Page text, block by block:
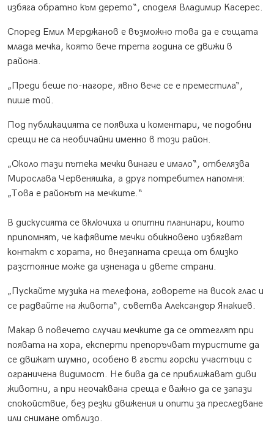
избяга обратно към дерето“, споделя Владимир Касерес.
Според Емил Мерджанов е възможно това да е същата
млада мечка, която вече трета година се движи в
района.
„Преди беше по-нагоре, явно вече се е преместила“,
пише той.
Под публикацията се появиха и коментари, че подобни
срещи не са необичайни именно в този район.
„Около тази пътека мечки винаги е имало“, отбелязва
Мирослава Червеняшка, а друг потребител напомня:
„Това е районът на мечките.“
В дискусията се включиха и опитни планинари, които
припомнят, че кафявите мечки обикновено избягват
контакт с хората, но внезапната среща от близко
разстояние може да изненада и двете страни.
„Пускайте музика на телефона, говорете на висок глас и
се радвайте на живота“, съветва Александър Янакиев.
Макар в повечето случаи мечките да се оттеглят при
появата на хора, експерти препоръчват туристите да
се движат шумно, особено в гъсти горски участъци с
ограничена видимост. Не бива да се приближават диви
животни, а при неочаквана среща е важно да се запази
спокойствие, без резки движения и опити за преследване
или снимане отблизо.